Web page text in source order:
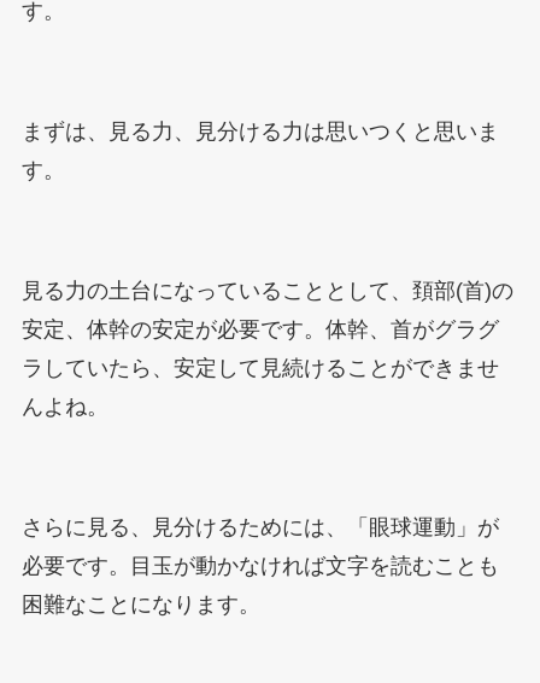
す。
まずは、見る力、見分ける力は思いつくと思いま
す。
見る力の土台になっていることとして、頚部(首)の
安定、体幹の安定が必要です。体幹、首がグラグ
ラしていたら、安定して見続けることができませ
んよね。
さらに見る、見分けるためには、「眼球運動」が
必要です。目玉が動かなければ文字を読むことも
困難なことになります。